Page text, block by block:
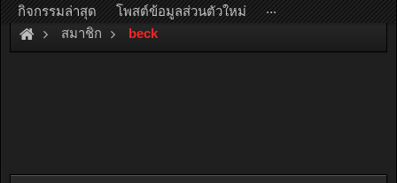
สมาชิก beck
กิจกรรมล่าสุด โพสต์ข้อมูลส่วนตัวใหม่ ...